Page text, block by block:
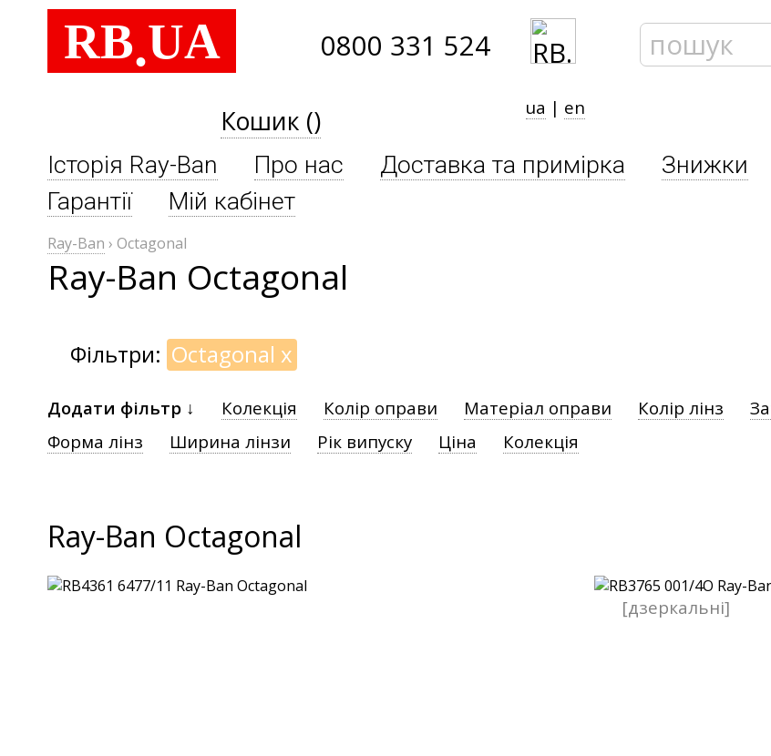
RB.UA 0800 331 524
Кошик () ua | en
Історія Ray-Ban Про нас Доставка та примірка Знижки
Гарантії
Мій кабінет
Ray-Ban › Octagonal
Ray-Ban Octagonal
Фільтри: Octagonal x
Додати фільтр ↓ Колекція Колір оправи Матеріал оправи Колір лінз
Форма лінз
Ширина лінзи Рік випуску Ціна Колекція
Ray-Ban Octagonal
[дзеркальні]